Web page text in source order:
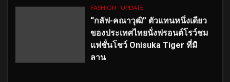
FASHION UPDATE
“กลัฟ-คณาวุฒิ” ตัวแทนหนึ่งเดียว
ของประเทศไทยนั่งฟรอนต์โรว์ชม
แฟชั่นโชว์ Onisuka Tiger ที่มิ
ลาน